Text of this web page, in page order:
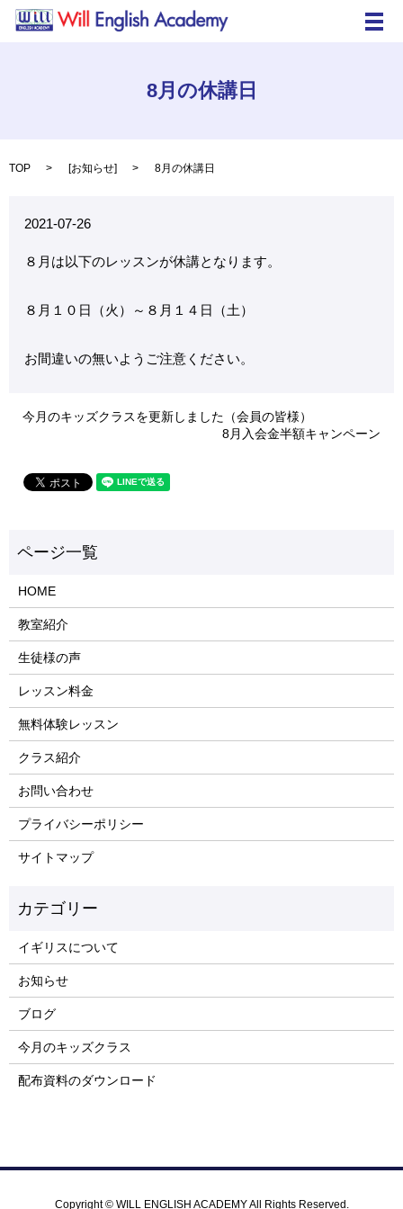
メ
8月の休講日
TOP [お知らせ] 8月の休講日
2021-07-26
８月は以下のレッスンが休講となります。
８月１０日（火）～８月１４日（土）
お間違いの無いようご注意ください。
今月のキッズクラスを更新しました（会員の皆様）
8月入会金半額キャンペーン
HOME
教室紹介
生徒様の声
レッスン料金
無料体験レッスン
クラス紹介
お問い合わせ
プライバシーポリシー
サイトマップ
イギリスについて
お知らせ
ブログ
今月のキッズクラス
配布資料のダウンロード
Copyright © WILL ENGLISH ACADEMY All Rights Reserved.